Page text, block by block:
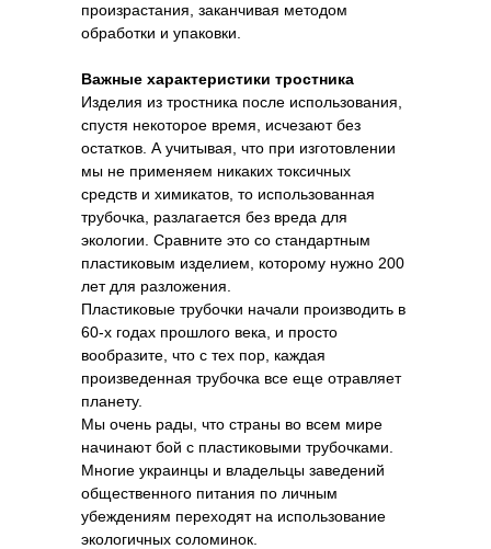
произрастания, заканчивая методом
обработки и упаковки.
Важные характеристики тростника
Изделия из тростника после использования,
спустя некоторое время, исчезают без
остатков. А учитывая, что при изготовлении
мы не применяем никаких токсичных
средств и химикатов, то использованная
трубочка, разлагается без вреда для
экологии. Сравните это со стандартным
пластиковым изделием, которому нужно 200
лет для разложения.
Пластиковые трубочки начали производить в
60-х годах прошлого века, и просто
вообразите, что с тех пор, каждая
произведенная трубочка все еще отравляет
планету.
Мы очень рады, что страны во всем мире
начинают бой с пластиковыми трубочками.
Многие украинцы и владельцы заведений
общественного питания по личным
убеждениям переходят на использование
экологичных соломинок.